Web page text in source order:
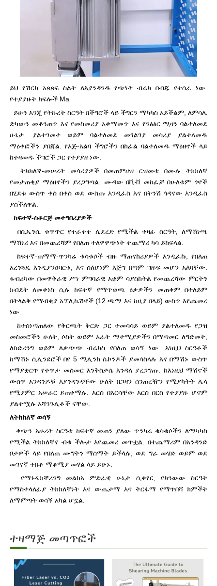
ይህ የሽርክ አጻጻፍ ስልት ለእያንዳንዱ የጭነት ብሬክ በብጁ የተሰራ ነው.
የተያያዙት ክፍሎች Ma
ይሁን እንጂ የትኩረት ስርዓት በችግሮች ላይ ችግርን ማካካስ አይችልም, ለምሳሌ
ድካውን መቆንጠጥ እና የመስመሪያ አቀማመጥ እና የንፅፅር ሚዛን ባልተለመደ
ሁኔታ. ያልተገመተ ወይም ባልተለመደ መገልገያ መሳሪያ ያልተለመዱ
ማዕቀፎችን ያበጃል. የእጅ-አልባ ችግሮችን በከፊል ባልተለመዱ ማዕዘኖች ላይ
ከተዛመዱ ችግሮች ጋር የተያያዘ ነው.
ትክክለኛ-መሠረት መሳሪያዎች በመጠምዘዝ ርዝመቱ በሙሉ ትክክለኛ
የመታጠቂያ ማዕዘኖችን ያረጋግጣል. ሙዳው በቪቭ መከፈቻ በሁለቱም ጎኖች
በሂደቱ ውስጥ ቀስ በቀስ ወደ ውስጡ እንዲፈስ እና በትንሽ ጎዳናው እንዲፈስ
ያስችለዋል.
ከፍተኛ-ስቶርጅ መተግበሪያዎች
በሲኤንሲ ቁጥጥር የተራቀቀ ሊደረድ የሚችል ቀዛፊ ስርዓት, ለማሽነጫ
ማሽነሪ እና በመጨረሻም የበለጠ ተለዋዋጭነት ተጨማሪ ካሳ ይከፍላል.
ከፍተኛ-ጠማማ-ጥንካሬ ቁሳቁሶች ብዙ ማጠናከሪያዎች እንዲፈኩ, የበለጠ
አረንጓዴ እንዲያንፀባርቁ, እና ስለሆነም እጅግ በጣም ግዙፍ መሆን አለባቸው.
ፋብሪካው በመዋቅራዊ ሥነ ምግባራዊ አቋም ሳያስከትል የመጨረሻው ምርትን
ክብደት ለመቀነስ ሲሉ ከፍተኛ የማጥወጫ ዕቃዎችን መጠቀም በተለይም
በትላልቅ የማብቂያ አፕሊኬሽኖች (12 ጫማ እና ከዚያ በላይ) ውስጥ እየጨመረ
ነው.
ከተሰነጣጠለው የቅርጫት ቅርጽ ጋር ተመሳሳይ ወይም ያልተለመዱ የጋዝ
መስመሮችን ሁለት, ሶስት ወይም አራት ማተሚያዎችን በማጣመር ለግድመት,
ለስድሪንግ ወይም ለቃጭጭ ብሬክስ የበለጠ ወሳኝ ነው. እነዚህ ስርዓቶች
ከማሽኑ ሲሊንደሮች በየ 5 ሚሊንክ ሴኮንዶች ያመሳስላሉ እና በማሽኑ ውስጥ
የማያቋርጥ የቀጥታ መስመር እንቅስቃሴ እንዳለ ያረጋግጡ. ከእነዚህ ማሽኖች
ውስጥ አንዳንዶቹ እያንዳንዳቸው ሁለት በጋዛን ሰንጠረዥን የሚያካትት ሌላ
የሚያምር አሠራር ይጠቀማሉ. እርስ በእርሳቸው እርስ በርስ የተያያዙ ሆኖም
ያልተሟሉ አሻንጉሊቶች ናቸው.
ለትክክለኛ ወሳኝ
ቀጭን አዙሪት ስርዓቱ ከፍተኛ መጠን ያለው ጥንካሬ ቁሳቁሶችን ለማካካስ
የሚችል ትክክለኛና ብቁ ችሎታ እየጨመረ መጥቷል. በተጨማሪም በአንዳንድ
ቦታዎች ላይ የበለጠ ሙግትን ማሰማት ይችላሉ, ወደ ግራ መሄድ ወይም ወደ
መገናኛ ቀበቶ ማቆሚያ መሃል ላይ ይሁኑ.
የማኑፋክቸሪንግ መልክአ ምድራዊ ሁኔታ ሲቀየር, የክንውው ስርዓት
የማስተላለፊያ ትክክለኛነት እና ውጤታማ እና ትርፋማ የማጥበሻ ክምችት
ለማምጣት ወሳኝ አካል ሆኗል.
ተዛማጅ መጣጥፎች